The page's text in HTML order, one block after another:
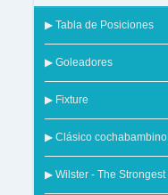
▶ Tabla de Posiciones
▶ Goleadores
▶ Fixture
▶ Clásico cochabambino
▶ Wilster - The Strongest